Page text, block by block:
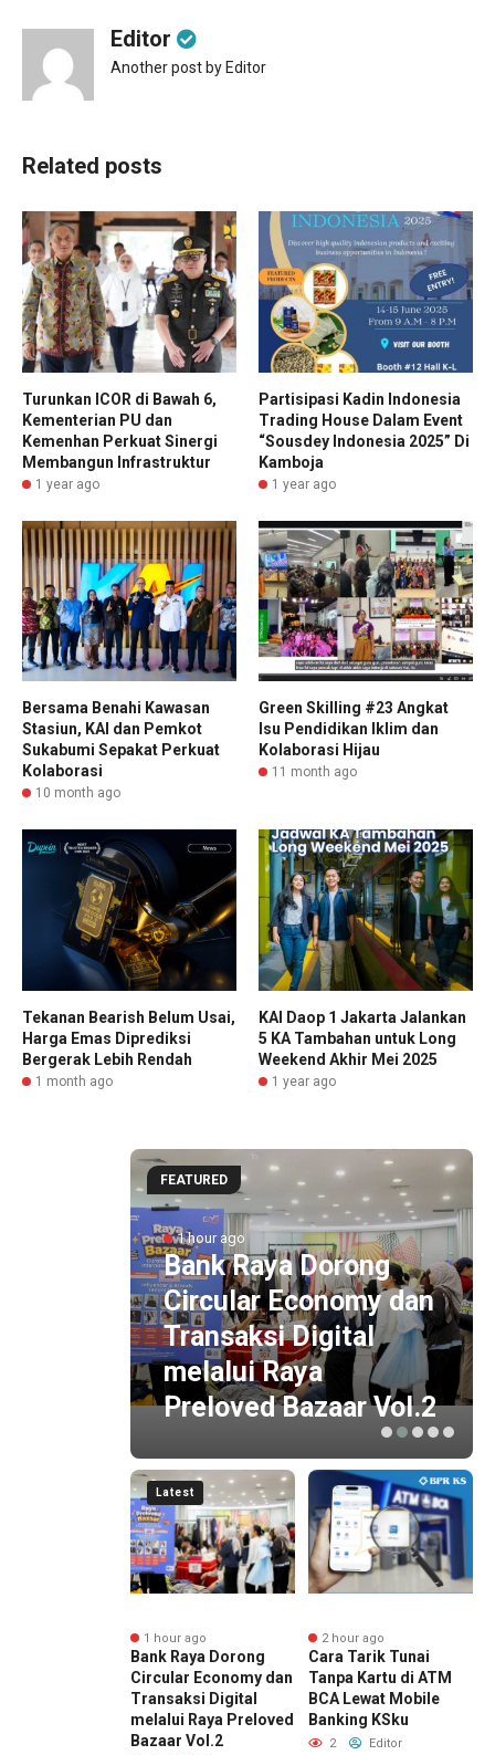
Editor
Another post by Editor
Related posts
Turunkan ICOR di Bawah 6,
Kementerian PU dan
Kemenhan Perkuat Sinergi
Membangun Infrastruktur
1 year ago
Partisipasi Kadin Indonesia
Trading House Dalam Event
“Sousdey Indonesia 2025” Di
Kamboja
1 year ago
Bersama Benahi Kawasan
Stasiun, KAI dan Pemkot
Sukabumi Sepakat Perkuat
Kolaborasi
10 month ago
Green Skilling #23 Angkat
Isu Pendidikan Iklim dan
Kolaborasi Hijau
11 month ago
Tekanan Bearish Belum Usai,
Harga Emas Diprediksi
Bergerak Lebih Rendah
1 month ago
KAI Daop 1 Jakarta Jalankan
5 KA Tambahan untuk Long
Weekend Akhir Mei 2025
1 year ago
FEATURED
1 hour ago
Bank Raya Dorong
Circular Economy dan
Transaksi Digital
melalui Raya
Preloved Bazaar Vol.2
Latest
1 hour ago
Bank Raya Dorong
Circular Economy dan
Transaksi Digital
melalui Raya Preloved
Bazaar Vol.2
2 hour ago
Cara Tarik Tunai
Tanpa Kartu di ATM
BCA Lewat Mobile
Banking KSku
2 Editor